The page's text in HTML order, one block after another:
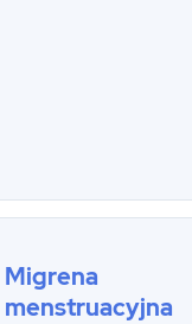
Migrena
menstruacyjna